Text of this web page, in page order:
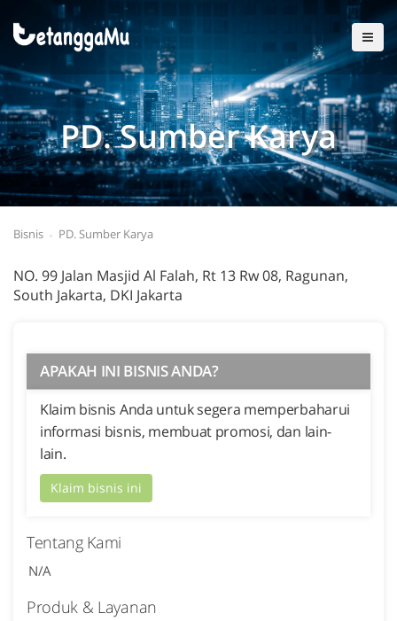
PD. Sumber Karya
Bisnis PD. Sumber Karya
NO. 99 Jalan Masjid Al Falah, Rt 13 Rw 08, Ragunan,
South Jakarta, DKI Jakarta
APAKAH INI BISNIS ANDA?
Klaim bisnis Anda untuk segera memperbaharui
informasi bisnis, membuat promosi, dan lain-
lain.
Klaim bisnis ini
Tentang Kami
N/A
Produk & Layanan